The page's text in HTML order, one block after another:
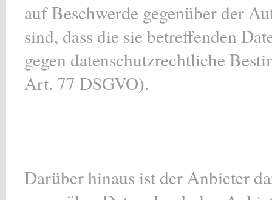
auf Beschwerde gegenüber der
sind, dass die sie betreffenden
gegen datenschutzrechtliche
Art. 77 DSGVO).
Darüber hinaus ist der Anbieter